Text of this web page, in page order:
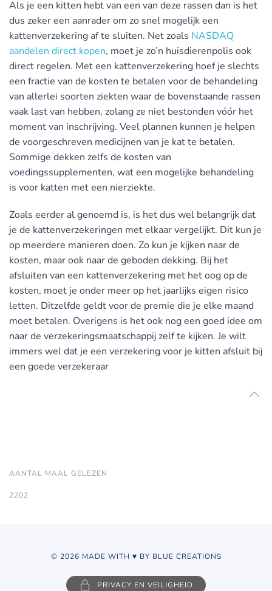
Als je een kitten hebt van een van deze rassen dan is het
dus zeker een aanrader om zo snel mogelijk een
kattenverzekering af te sluiten. Net zoals NASDAQ
aandelen direct kopen, moet je zo’n huisdierenpolis ook
direct regelen. Met een kattenverzekering hoef je slechts
een fractie van de kosten te betalen voor de behandeling
van allerlei soorten ziekten waar de bovenstaande rassen
vaak last van hebben, zolang ze niet bestonden vóór het
moment van inschrijving. Veel plannen kunnen je helpen
de voorgeschreven medicijnen van je kat te betalen.
Sommige dekken zelfs de kosten van
voedingssupplementen, wat een mogelijke behandeling
is voor katten met een nierziekte.
Zoals eerder al genoemd is, is het dus wel belangrijk dat
je de kattenverzekeringen met elkaar vergelijkt. Dit kun je
op meerdere manieren doen. Zo kun je kijken naar de
kosten, maar ook naar de geboden dekking. Bij het
afsluiten van een kattenverzekering met het oog op de
kosten, moet je onder meer op het jaarlijks eigen risico
letten. Ditzelfde geldt voor de premie die je elke maand
moet betalen. Overigens is het ook nog een goed idee om
naar de verzekeringsmaatschappij zelf te kijken. Je wilt
immers wel dat je een verzekering voor je kitten afsluit bij
een goede verzekeraar
AANTAL MAAL GELEZEN
2202
© 2026 MADE WITH ♥ BY BLUE CREATIONS
PRIVACY EN VEILIGHEID